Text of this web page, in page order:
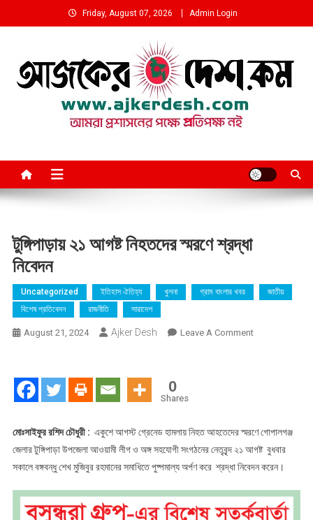
to
Friday, August 07, 2026 Admin Login
টুঙ্গিপাড়ায় ২১ আগষ্ট নিহতদের স্মরণে শ্রদ্ধা
নিবেদন
Uncategorized ইতিহাস ঐতিহ্য খুলনা গ্রাম বাংলার খবর
জাতীয়
বিশেষ প্রতিবেদন
রাজনীতি সারাদেশ
August 21, 2024 Ajker Desh Leave A CommentOn
শ্রদ্ধা
নিবেদন
0
Shares
মোঃসাইফুর রশিদ চৌধুরী : একুশে আগস্ট গ্রেনেড হামলায় নিহত আহতেদের স্মরণে গোপালগঞ্জ
জেলার টুঙ্গিপাড়া উপজেলা আওয়ামী লীগ ও অঙ্গ সহযোগী সংগঠনের নেতৃবৃন্দ ২১ আগষ্ট বুধবার
সকালে বঙ্গবন্ধু শেখ মুজিবুর রহমানের সমাধিতে পুষ্পমাল্য অর্পণ করে শ্রদ্ধা নিবেদন করেন।